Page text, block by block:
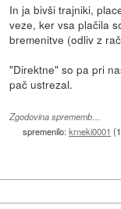
In ja bivši trajniki,
veze, ker vsa plačila
bremenitve (odliv z
"Direktne" so pa pri
pač ustrezal.
Zgodovina sprememb…
spremenilo:krneki0001 (